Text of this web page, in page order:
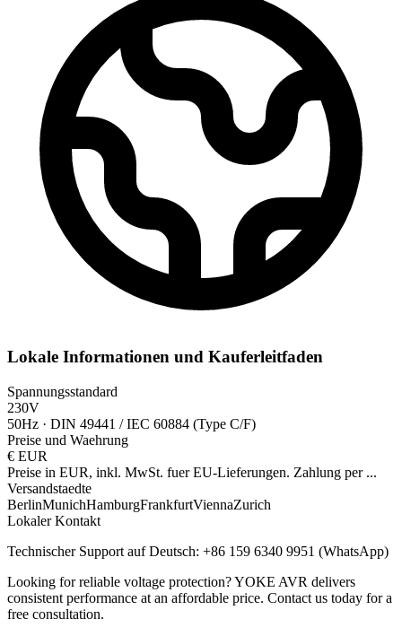
Lokale Informationen und Kauferleitfaden
Spannungsstandard
230V
50Hz · DIN 49441 / IEC 60884 (Type C/F)
Preise und Waehrung
€ EUR
Preise in EUR, inkl. MwSt. fuer EU-Lieferungen. Zahlung per ...
Versandstaedte
BerlinMunichHamburgFrankfurtViennaZurich
Lokaler Kontakt
Technischer Support auf Deutsch: +86 159 6340 9951 (WhatsApp)
Looking for reliable voltage protection? YOKE AVR delivers
consistent performance at an affordable price. Contact us today for a
free consultation.